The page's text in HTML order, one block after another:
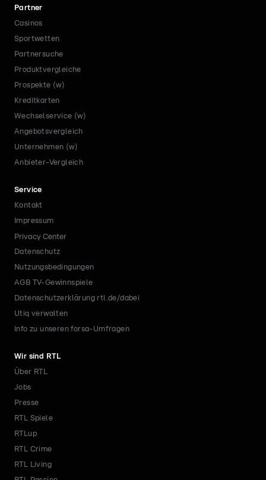
Partner
Casinos
Sportwetten
Partnersuche
Produktvergleiche
Prospekte (w)
Kreditkarten
Wechselservice (w)
Angebotsvergleich
Unternehmen (w)
Anbieter-Vergleich
Service
Kontakt
Impressum
Privacy Center
Datenschutz
Nutzungsbedingungen
AGB TV-Gewinnspiele
Datenschutzerklärung rtl.de/dabei
Utiq verwalten
Info zu unseren forsa-Umfragen
Wir sind RTL
Über RTL
Jobs
Presse
RTL Spiele
RTLup
RTL Crime
RTL Living